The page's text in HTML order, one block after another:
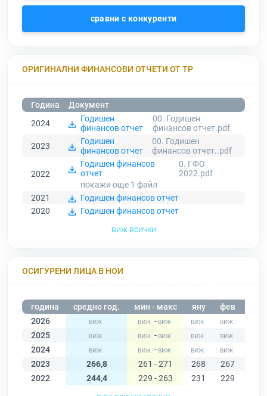
сравни с конкуренти
ОРИГИНАЛНИ ФИНАНСОВИ ОТЧЕТИ ОТ ТР
Година
Документ
2024
Годишен
финансов отчет
00. Годишен
финансов отчет.pdf
2023
Годишен
финансов отчет
00. Годишен
финансов отчет..pdf
2022
Годишен финансов
отчет
0. ГФО
2022.pdf
покажи още 1 файл
2021
Годишен финансов отчет
2020
Годишен финансов отчет
виж всички
ОСИГУРЕНИ ЛИЦА В НОИ
година средно год. мин - макс яну фев
2026
-
2025
-
2024
-
2023
266,8 261 - 271 268 267
2022
244,4 229 - 263 231 229